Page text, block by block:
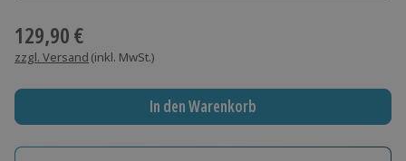
129,90 €
zzgl. Versand (inkl. MwSt.)
In den Warenkorb